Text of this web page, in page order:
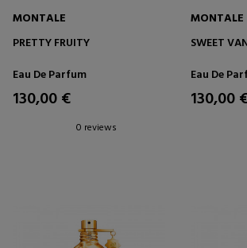
MONTALE
PRETTY FRUITY
Eau De Parfum
130,00 €
0 reviews
MONTALE
SWEET
Eau De
130,00